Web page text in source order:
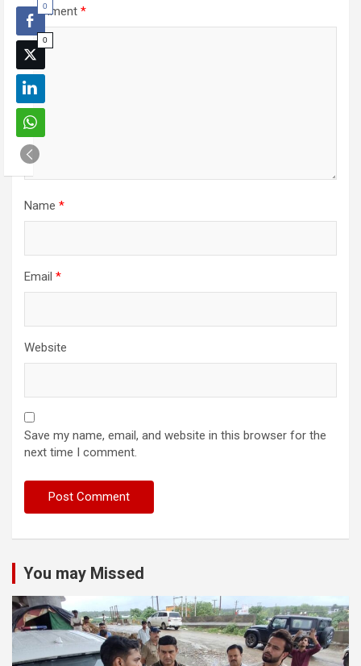
Comment *
Name *
Email *
Website
Save my name, email, and website in this browser for the
next time I comment.
You may Missed
0
0